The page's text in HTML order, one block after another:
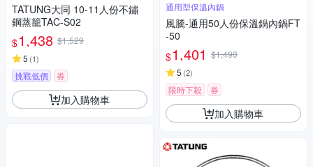
TATUNG大同 10-11人份不鏽
鋼蒸籠TAC-S02
$1,438 $1,529
5 (1)
挑戰低價 券
加入購物車
通用型保溫內鍋
風騰-通用50人份保溫鍋內鍋FT
-50
$1,401 $1,490
5 (2)
限時下殺 券
加入購物車